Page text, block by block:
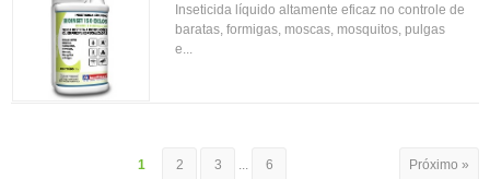
Inseticida líquido altamente eficaz no controle de
baratas, formigas, moscas, mosquitos, pulgas
e...
1 2 3 6 Próximo »